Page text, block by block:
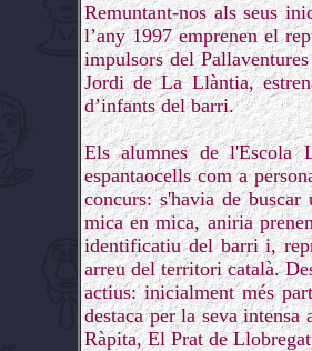
Remuntant-nos als seus
l’any 1997 emprenen el
impulsors del
Jordi de La Llàntia,
d’infants del barri.
Els alumnes de l'Escola
espantaocells com a
concurs: s'havia de
mica en mica, aniria
identificatiu del barri i,
arreu del territori català.
actius: inicialment més
destaca per la seva
Ràpita, El Prat de